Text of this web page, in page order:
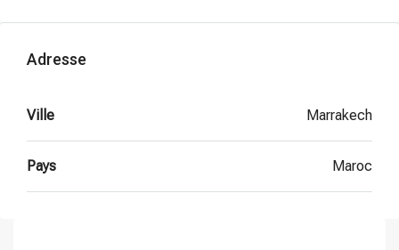
Adresse
Ville Marrakech
Pays Maroc